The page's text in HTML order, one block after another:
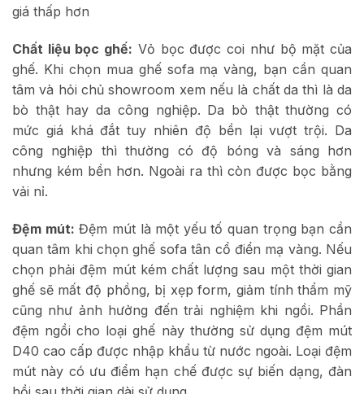
giá thấp hơn
Chất liệu bọc ghế: Vỏ bọc được coi như bộ mặt của
ghế. Khi chọn mua ghế sofa mạ vàng, bạn cần quan
tâm và hỏi chủ showroom xem nếu là chất da thì là da
bò thật hay da công nghiệp. Da bò thật thường có
mức giá khá đắt tuy nhiên độ bền lại vượt trội. Da
công nghiệp thì thường có độ bóng và sáng hơn
nhưng kém bền hơn. Ngoài ra thì còn được bọc bằng
vải nỉ.
Đệm mút: Đệm mút là một yếu tố quan trọng bạn cần
quan tâm khi chọn ghế sofa tân cổ điển mạ vàng. Nếu
chọn phải đệm mút kém chất lượng sau một thời gian
ghế sẽ mất độ phồng, bị xẹp form, giảm tính thẩm mỹ
cũng như ảnh hưởng đến trải nghiệm khi ngồi. Phần
đệm ngồi cho loại ghế này thường sử dụng đệm mút
D40 cao cấp được nhập khẩu từ nước ngoài. Loại đệm
mút này có ưu điểm hạn chế được sự biến dạng, đàn